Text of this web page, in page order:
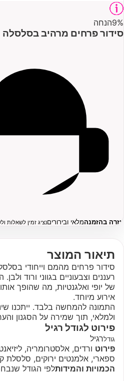
9%הנחה
סידור פרחים מרהיב בסלסלה
עזרה בהזמנהמלאי ובירוריםנציג זמין לשאלות
תיאור המוצר
סידור פרחים מהמם וייחודי
רעננים וצבעוניים בגווני ורוד
של יופי ואלגנטיות, מה שהופך
אירוע מיוחד.
התמונה להמחשה בלבד. ייתכנו
ולמלאי, תוך שמירה על הסגנון
פירוט לגודל רגיל
גודלרגיל
פירוט ורדים, אלסטרומריה,
ספארי, אלמנטים ירוקים, סלסלת
הכמויות והמידותלפי הגודל